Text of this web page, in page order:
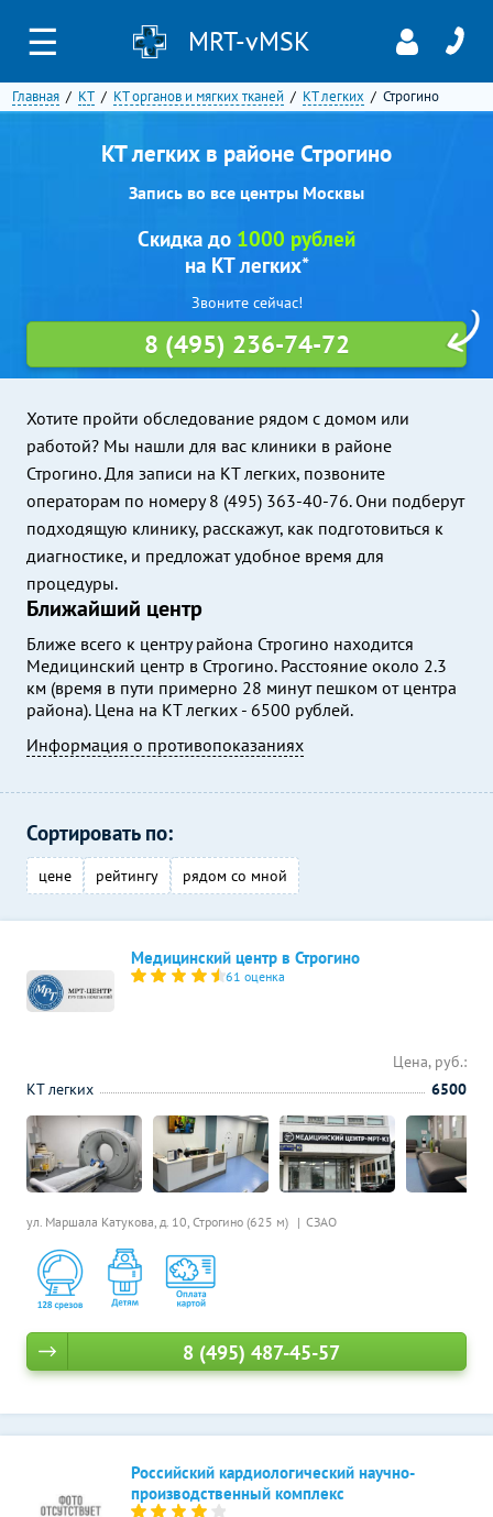
☰ MRT-vMSK
Главная КТ КТ органов и мягких тканей КТ легких Строгино
КТ легких в районе Строгино
Запись во все центры Москвы
Хотите пройти обследование рядом с домом или
работой? Мы нашли для вас клиники в районе
Строгино. Для записи на КТ легких, позвоните
операторам по номеру 8 (495) 363-40-76. Они подберут
подходящую клинику, расскажут, как подготовиться к
диагностике, и предложат удобное время для
процедуры.
Ближайший центр
Ближе всего к центру района Строгино находится
Медицинский центр в Строгино. Расстояние около 2.3
км (время в пути примерно 28 минут пешком от центра
района). Цена на КТ легких - 6500 рублей.
Информация о противопоказаниях
Скидка до 1000 рублей
на КТ легких*
Звоните сейчас!
8 (495) 236-74-72
Сортировать по:
цене рейтингу рядом со мной
Медицинский центр в Строгино
61 оценка
ул. Маршала Катукова, д. 10, Строгино (625 м) СЗАО
Цена, руб.:
КТ легких
6500
8 (495) 487-45-57
Российский кардиологический научно-
производственный комплекс